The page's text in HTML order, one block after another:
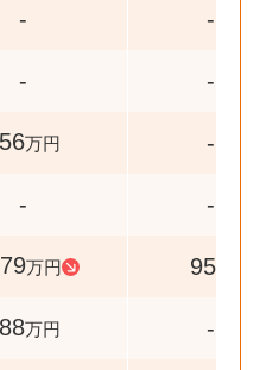
- -
- -
万円 -
- -
万円 95
万円 -